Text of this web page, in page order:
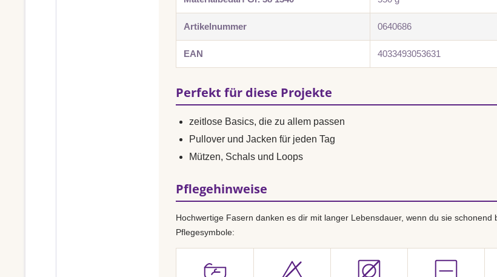
Artikelnummer 0640686
EAN 4033493053631
Perfekt für diese Projekte
zeitlose Basics, die zu allem passen
Pullover und Jacken für jeden Tag
Mützen, Schals und Loops
Pflegehinweise
Hochwertige Fasern danken es dir mit langer Lebensdauer, wenn du sie schonend
Pflegesymbole: